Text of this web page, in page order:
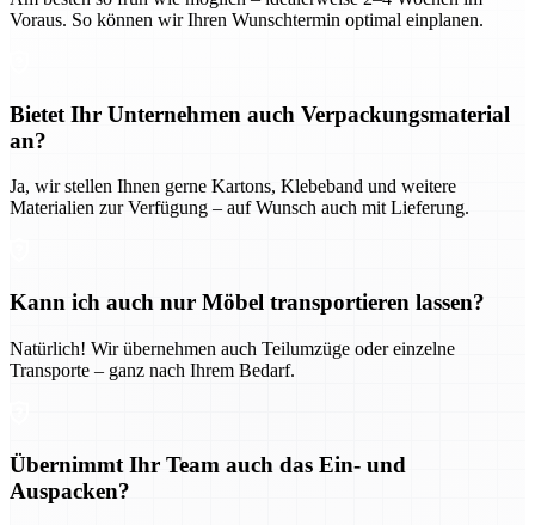
Voraus. So können wir Ihren Wunschtermin optimal einplanen.
Bietet Ihr Unternehmen auch Verpackungsmaterial
an?
Ja, wir stellen Ihnen gerne Kartons, Klebeband und weitere
Materialien zur Verfügung – auf Wunsch auch mit Lieferung.
Kann ich auch nur Möbel transportieren lassen?
Natürlich! Wir übernehmen auch Teilumzüge oder einzelne
Transporte – ganz nach Ihrem Bedarf.
Übernimmt Ihr Team auch das Ein- und
Auspacken?